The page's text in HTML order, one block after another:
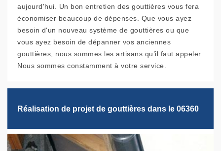
aujourd'hui. Un bon entretien des gouttières vous fera
économiser beaucoup de dépenses. Que vous ayez
besoin d'un nouveau système de gouttières ou que
vous ayez besoin de dépanner vos anciennes
gouttières, nous sommes les artisans qu’il faut appeler.
Nous sommes constamment à votre service.
Réalisation de projet de gouttières dans le 06360